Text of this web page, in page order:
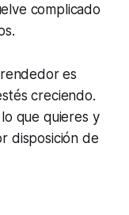
complicado
es
creciendo.
que quieres y
disposición de